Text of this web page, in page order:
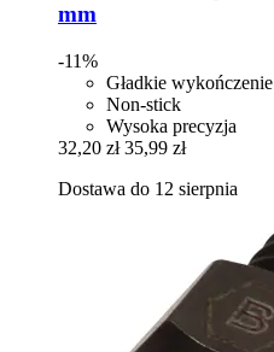
mm
-11%
Gładkie wykończenie
Non-stick
Wysoka precyzja
32,20 zł 35,99 zł
Dostawa do 12 sierpnia